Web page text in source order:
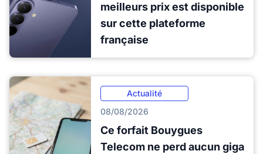
meilleurs prix est disponible
sur cette plateforme
française
Actualité
08/08/2026
Ce forfait Bouygues
Telecom ne perd aucun giga